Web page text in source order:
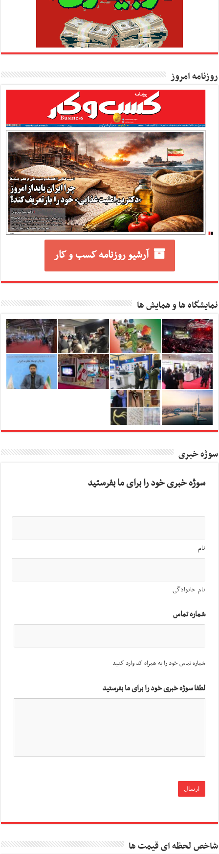
روزنامه امروز
آرشیو روزنامه کسب و کار
نمایشگاه ها و همایش ها
سوژه خبری
سوژه خبری خود را برای ما بفرستید
نام
نام خانوادگی
شماره تماس
شماره تماس خود را به همراه کد وارد کنید
لطفا سوژه خبری خود را برای ما بفرستید
شاخص لحظه ای قیمت ها